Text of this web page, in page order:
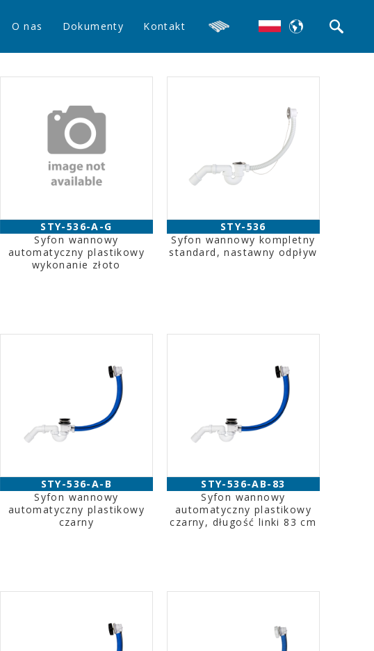
O nas Dokumenty Kontakt
STY-536-A-G
Syfon wannowy
automatyczny plastikowy
wykonanie złoto
STY-536
Syfon wannowy kompletny
standard, nastawny odpływ
STY-536-A-B
Syfon wannowy
automatyczny plastikowy
czarny
STY-536-AB-83
Syfon wannowy
automatyczny plastikowy
czarny, długość linki 83 cm